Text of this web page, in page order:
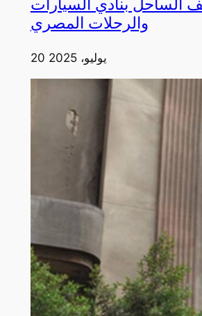
الساحل بنادي السيارات
والرحلات المصري
20 يوليو، 2025